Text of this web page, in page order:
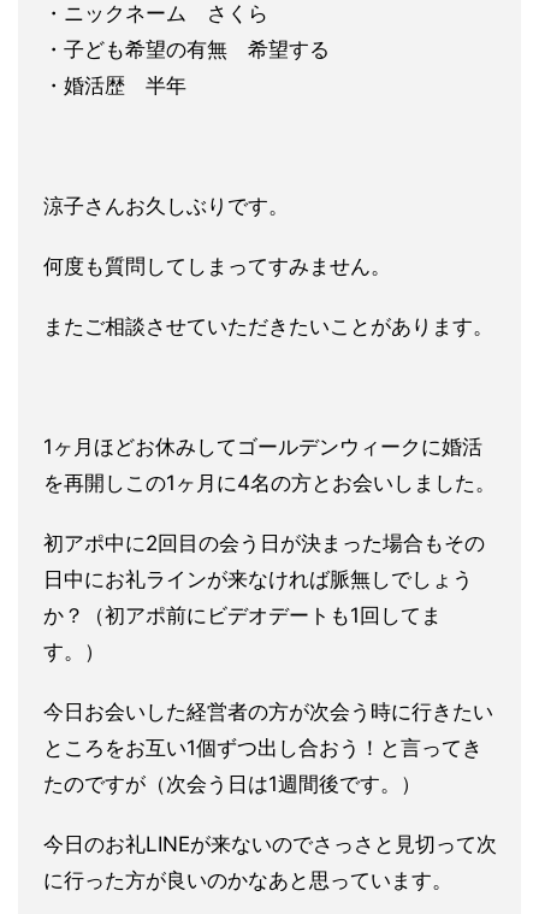
・ニックネーム さくら
・子ども希望の有無 希望する
・婚活歴 半年
涼子さんお久しぶりです。
何度も質問してしまってすみません。
またご相談させていただきたいことがあります。
1ヶ月ほどお休みしてゴールデンウィークに婚活
を再開しこの1ヶ 月に4名の方とお会いしました。
初アポ中に2回目の会う日が決まった場合もその
日中にお礼ラインが来なければ脈無しでしょう
か？（初アポ前にビデオデートも1回 してま
す。）
今日お会いした経営者の方が次会う時に行きたい
ところをお互い1個ずつ出し合おう！と言ってき
たのですが（次会う日は1週間後です。）
今日のお礼LINEが来ないのでさっさと見切って次
に行った方が良いのかなあと思っています。